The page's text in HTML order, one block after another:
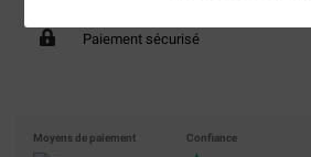
Paiement sécurisé
Moyens de paiement Confiance